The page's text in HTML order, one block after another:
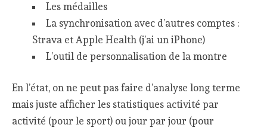
Les médailles
La synchronisation avec d’autres comptes :
Strava et Apple Health (j’ai un iPhone)
L’outil de personnalisation de la montre
En l’état, on ne peut pas faire d’analyse long terme
mais juste afficher les statistiques activité par
activité (pour le sport) ou jour par jour (pour